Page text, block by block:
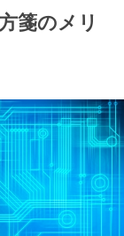
箋のメリ